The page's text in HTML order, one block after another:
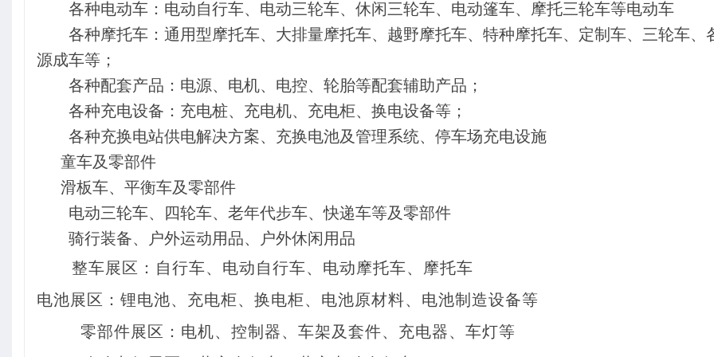
各种电动车：电动自行车、电动三轮车、休闲三轮车、电动篷车、摩托三轮车等电动车
各种摩托车：通用型摩托车、大排量摩托车、越野摩托车、特种摩托车、定制车、三轮车、
源成车等；
各种配套产品：电源、电机、电控、轮胎等配套辅助产品；
各种充电设备：充电桩、充电机、充电柜、换电设备等；
各种充换电站供电解决方案、充换电池及管理系统、停车场充电设施
童车及零部件
滑板车、平衡车及零部件
电动三轮车、四轮车、老年代步车、快递车等及零部件
骑行装备、户外运动用品、户外休闲用品
整车展区： 自行车、电动自行车、电动摩托车、摩托车
电池展区： 锂电池、充电柜、换电柜、电池原材料、电池制造设备等
零部件展区： 电机、控制器、车架及套件、充电器、车灯等